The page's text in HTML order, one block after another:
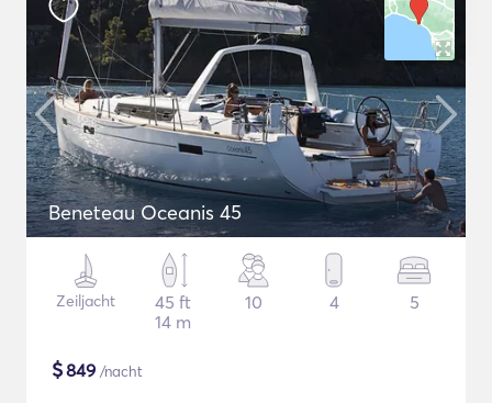
Beneteau Oceanis 45
Zeiljacht
45 ft
14 m
10 4 5
$849 /nacht